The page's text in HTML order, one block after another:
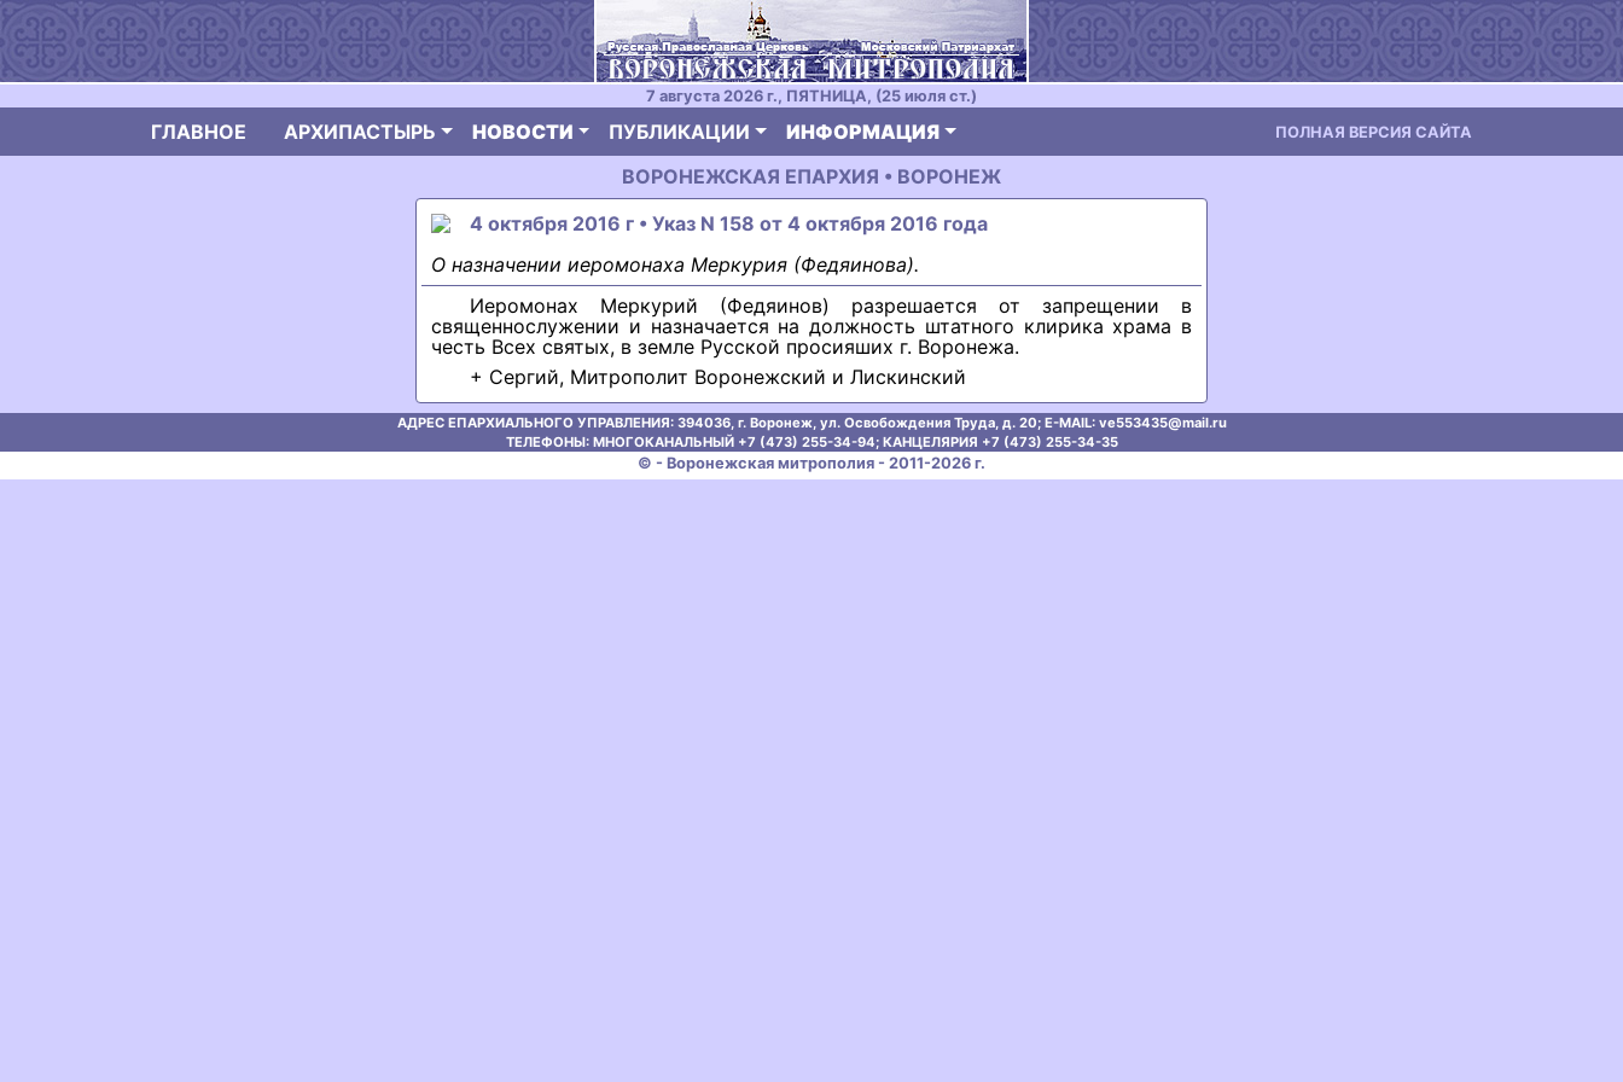
7 августа 2026 г., ПЯТНИЦА, (25 июля ст.)
ГЛАВНОЕ АРХИПАСТЫРЬ НОВОСТИ ПУБЛИКАЦИИ ИНФОРМАЦИЯ ПОЛНАЯ ВЕРСИЯ САЙТА
ВОРОНЕЖСКАЯ ЕПАРХИЯ • ВОРОНЕЖ
4 октября 2016 г • Указ N 158 от 4 октября 2016 года
О назначении иеромонаха Меркурия (Федяинова).
Иеромонах Меркурий (Федяинов) разрешается от запрещении в
священнослужении и назначается на должность штатного клирика храма в
честь Всех святых, в земле Русской просияших г. Воронежа.
+ Сергий, Митрополит Воронежский и Лискинский
АДРЕС ЕПАРХИАЛЬНОГО УПРАВЛЕНИЯ: 394036, г. Воронеж, ул. Освобождения Труда, д. 20; E-MAIL: ve553435@mаil.ru
ТЕЛЕФОНЫ: МНОГОКАНАЛЬНЫЙ +7 (473) 255-34-94; КАНЦЕЛЯРИЯ +7 (473) 255-34-35
© - Воронежская митрополия - 2011-2026 г.